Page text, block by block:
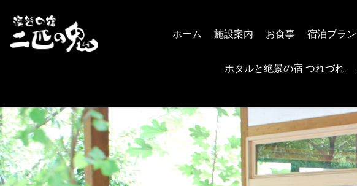
ホーム 施設案内 お食事 宿泊プラン
ホタルと絶景の宿 つれづれ